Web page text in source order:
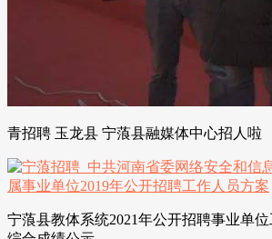
青招聘 玉龙县 宁蒗县融媒体中心招人啦
宁蒗县教体系统2021年公开招聘事业单